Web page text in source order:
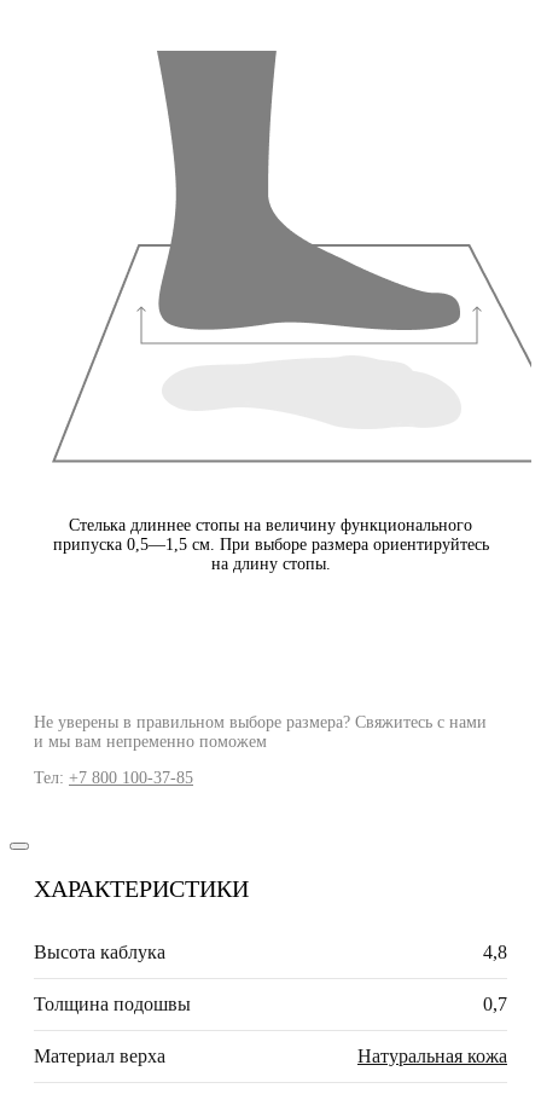
Стелька длиннее стопы на величину функционального
припуска 0,5—1,5 см. При выборе размера ориентируйтесь
на длину стопы.
Не уверены в правильном выборе размера? Свяжитесь с нами
и мы вам непременно поможем
Тел: +7 800 100-37-85
ХАРАКТЕРИСТИКИ
Высота каблука 4,8
Толщина подошвы 0,7
Материал верха Натуральная кожа